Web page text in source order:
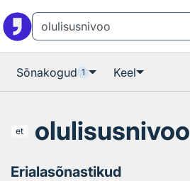
Sõnakogud 1 Keel
et olulisusnivoo
Erialasõnastikud